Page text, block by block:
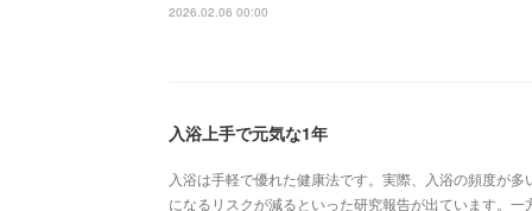
2026.02.06 00:00
入浴上手で元気な1年
入浴は手軽で優れた健康法です。実際、入浴の頻度が
になるリスクが減るといった研究報告が出ています。